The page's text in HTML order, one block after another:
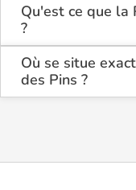
Qu'est ce que la
?
La Résidence
seniors de type
seniors .
Où se situe
des Pins ?
La Résidence